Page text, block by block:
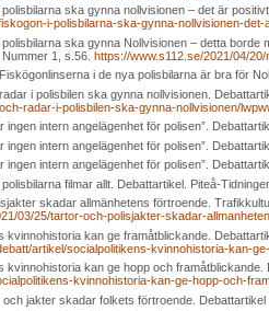
ska gynna nollvisionen – det är
i-polisbilarna-ska-gynna-nollvisionen-det-
ska gynna Nollvisionen – detta
1, s.56. https://www.s112.se/2021/04/
i de nya polisbilarna är bra för
i polisbilen ska gynna nollvisionen.
radar-i-polisbilen-ska-gynna-nollvisionen/
ingen intern angelägenhet för polisen”.
ingen intern angelägenhet för polisen”.
ingen intern angelägenhet för polisen”.
filmar allt. Debattartikel. Piteå-
skadar allmänhetens förtroende.
03/25/tartor-och-polisjakter-skadar-
kvinnohistoria kan ge framåtblickande.
artikel/socialpolitikens-kvinnohistoria-kan-
kvinnohistoria kan ge hopp och
kvinnohistoria-kan-ge-hopp-och-
jakter skadar folkets förtroende.